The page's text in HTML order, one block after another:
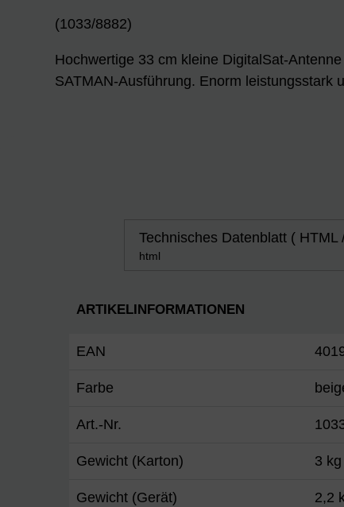
(1033/8882)
Hochwertige 33 cm kleine DigitalSat-
SATMAN-Ausführung. Enorm leistungsstark
Technisches Datenblatt ( HTML
html
ARTIKELINFORMATIONEN
EAN
Farbe
Art.-Nr.
Gewicht (Karton) 3 kg
Gewicht (Gerät) 2,2